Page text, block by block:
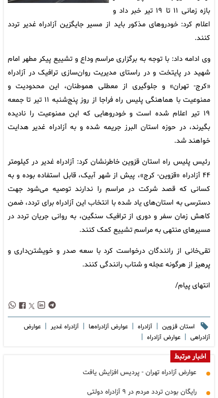
بازه زمانی ۱۱ تا ۱۹ تیر خبر داد و
اعلام کرد: خودروهای مذکور باید از مسیر جایگزین آزادراه غدیر تردد
کنند.
وی ادامه داد: با توجه به برگزاری مراسم وداع و تشییع پیکر مطهر امام
شهید در پایتخت و در راستای مدیریت روان‌سازی ترافیک در آزادراه
«کرج- تهران» و جلوگیری از معطلی هموطنان، این محدودیت و
ممنوعیت با هماهنگی پلیس راه فراجا از روز پنج‌شنبه ۱۱ تیر تا جمعه
۱۹ تیر اعلام شده است و خودروهایی که این ممنوعیت را نادیده
بگیرند، در حوزه استان البرز جریمه شده و به آزادراه غدیر هدایت
خواهند شد.
رئیس پلیس راه استان قزوین خاطرنشان کرد: آزادراه غدیر در کیلومتر
۴۴ آزادراه «قزوین- کرج»، پیش از شهر آبیک، قابل استفاده بوده و به
کسانی که قصد شرکت در مراسم را ندارند توصیه می‌شود جهت
دسترسی به استان‌های یاد شده با انتخاب این آزادراه برای تردد، ضمن
کاهش زمان سفر و دوری از ترافیک سنگین، به روانی جریان تردد در
مسیرهای منتهی به مراسم تشییع کمک کنند.
تقی‌خانی از رانندگان درخواست کرد با سعه صدر و خویشتن‌داری و
پرهیز از هرگونه عجله و شتاب رانندگی کنند.
انتهای پیام/
استان قزوین | آزادراه | عوارض آزادراه‌ها | آزادراه غدیر | عوارض
آزادراهی | عوارض آزادراه |
اخبار مرتبط
عوارض آزادراه تهران - پردیس افزایش یافت
رایگان بودن تردد مردم در ۹ آزادراه دولتی